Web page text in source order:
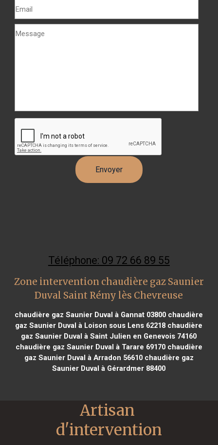
Téléphone: 09 72 66 89 55
Zone intervention chaudière gaz Saunier
Duval Saint Rémy lès Chevreuse
chaudière gaz Saunier Duval à Gannat 03800 chaudière
gaz Saunier Duval à Loison sous Lens 62218 chaudière
gaz Saunier Duval à Saint Julien en Genevois 74160
chaudière gaz Saunier Duval à Tarare 69170chaudière
gaz Saunier Duval à Arradon 56610chaudière gaz
Saunier Duval à Gérardmer 88400
Artisan
d'intervention